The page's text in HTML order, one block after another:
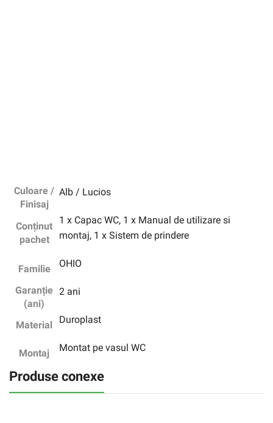
Culoare /
Finisaj
Alb / Lucios
Conținut
pachet
1 x Capac WC, 1 x Manual de utilizare si
montaj, 1 x Sistem de prindere
Familie OHIO
Garanție
(ani)
2 ani
Material Duroplast
Montaj Montat pe vasul WC
Produse conexe